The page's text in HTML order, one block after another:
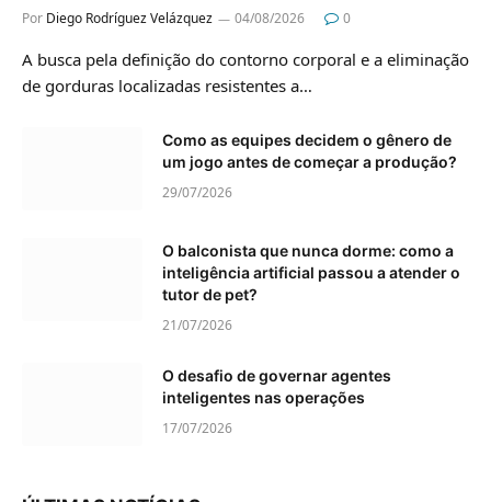
Por Diego Rodríguez Velázquez 04/08/2026 0
A busca pela definição do contorno corporal e a eliminação
de gorduras localizadas resistentes a…
Como as equipes decidem o gênero de
um jogo antes de começar a produção?
29/07/2026
O balconista que nunca dorme: como a
inteligência artificial passou a atender o
tutor de pet?
21/07/2026
O desafio de governar agentes
inteligentes nas operações
17/07/2026